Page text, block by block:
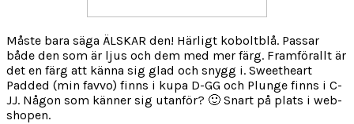
Måste bara säga ÄLSKAR den! Härligt koboltblå. Passar
både den som är ljus och dem med mer färg. Framförallt är
det en färg att känna sig glad och snygg i. Sweetheart
Padded (min favvo) finns i kupa D-GG och Plunge finns i C-
JJ. Någon som känner sig utanför? 🙂 Snart på plats i web-
shopen.